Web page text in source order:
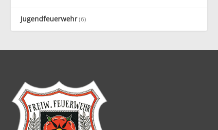
Jugendfeuerwehr(6)